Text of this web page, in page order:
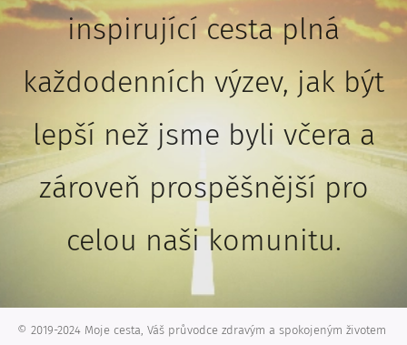
inspirující cesta plná
každodenních výzev, jak být
lepší než jsme byli včera a
zároveň prospěšnější pro
celou naši komunitu.
© 2019-2024 Moje cesta, Váš průvodce zdravým a spokojeným životem